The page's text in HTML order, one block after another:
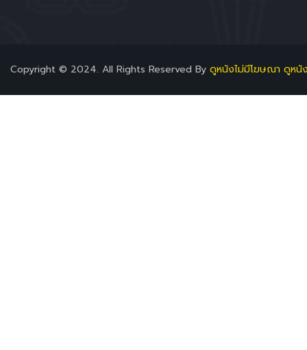
Copyright © 2024. All Rights Reserved By ดูหนังไม่มีโฆษณา ดูหนั